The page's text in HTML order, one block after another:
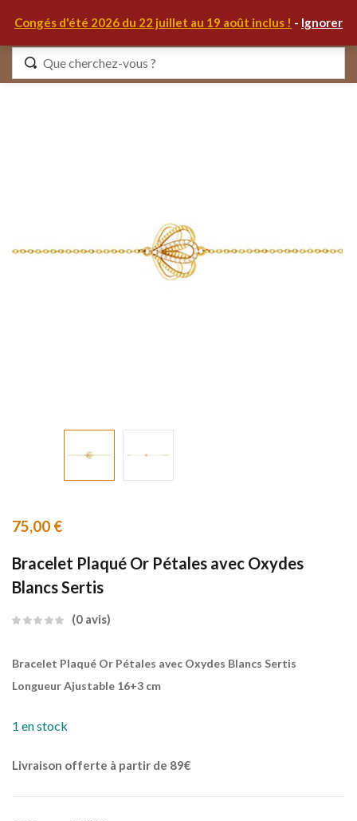
Congés d'été 2026 du 22 juillet au 19 août inclus ! - Ignorer
75,00 €
Bracelet Plaqué Or Pétales avec Oxydes
Blancs Sertis
0 avis
Bracelet Plaqué Or Pétales avec Oxydes Blancs Sertis
Longueur Ajustable 16+3 cm
1 en stock
Livraison offerte à partir de 89€
Identifiez-vous
S'IDENTIFIER
MON COMPTE